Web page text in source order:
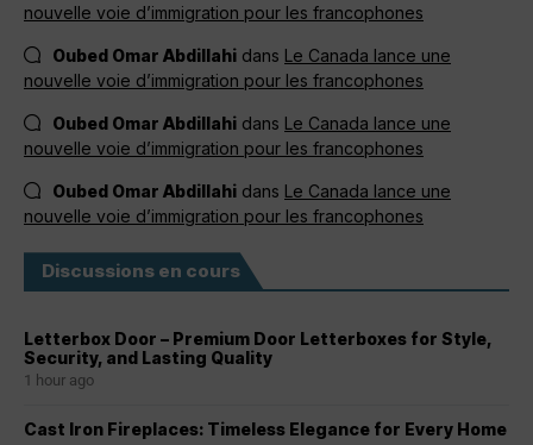
nouvelle voie d’immigration pour les francophones
Oubed Omar Abdillahi dans Le Canada lance une
nouvelle voie d’immigration pour les francophones
Oubed Omar Abdillahi dans Le Canada lance une
nouvelle voie d’immigration pour les francophones
Oubed Omar Abdillahi dans Le Canada lance une
nouvelle voie d’immigration pour les francophones
Discussions en cours
Letterbox Door – Premium Door Letterboxes for Style,
Security, and Lasting Quality
1 hour ago
Cast Iron Fireplaces: Timeless Elegance for Every Home